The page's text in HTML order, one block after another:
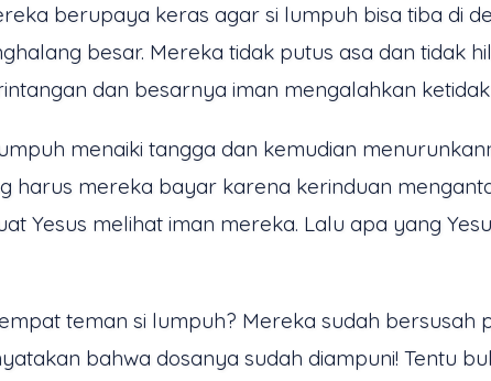
berupaya keras agar si lumpuh bisa tiba di
besar. Mereka tidak putus asa dan tidak
dan besarnya iman mengalahkan
menaiki tangga dan kemudian
harus mereka bayar karena kerinduan
Yesus melihat iman mereka. Lalu apa yang
teman si lumpuh? Mereka sudah
bahwa dosanya sudah diampuni! Tentu